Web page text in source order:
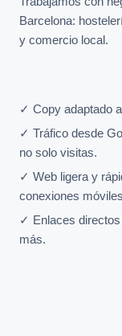
Barcelona:
y comercio local.
✓ Copy adaptado
✓ Tráfico desde
no solo visitas.
✓ Web ligera y
conexiones
✓ Enlaces
más.